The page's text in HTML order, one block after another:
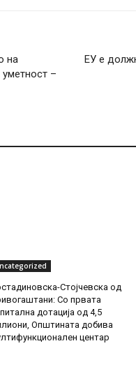
на
–
ЕУ е
Стојчевска од
Со првата
дотација од 4,5
Општината добива
центар